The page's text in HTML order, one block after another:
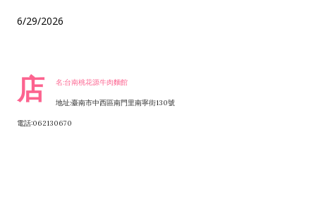
6/29/2026
店 名:台南桃花源牛肉麵館
地址:臺南市中西區南門里南寧街130號
電話:062130670